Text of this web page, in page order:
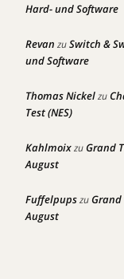
Hard- und Software
Revan zuSwitch &
und Software
Thomas Nickelzu
Test (NES)
KahlmoixzuGrand
August
FuffelpupszuGrand
August